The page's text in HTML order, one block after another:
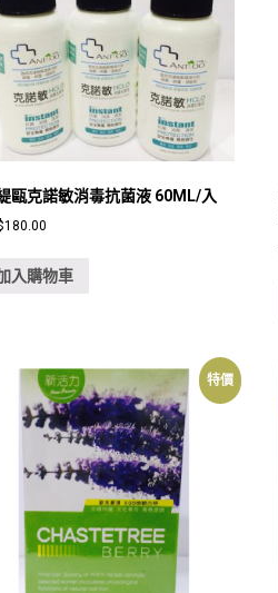
甌克諾敏消毒抗菌液 60ML/入
180.00
入購物車
特價